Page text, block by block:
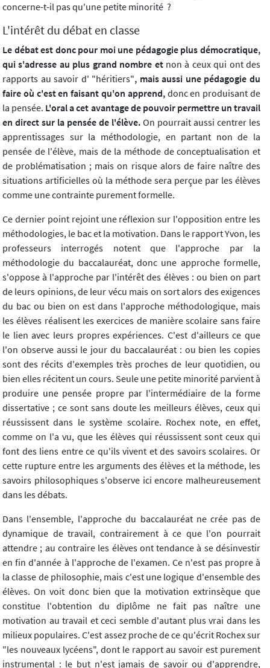
concerne-t-il pas qu'une petite minorité ?
L'intérêt du débat en classe
Le débat est donc pour moi une pédagogie plus démocratique,
qui s'adresse au plus grand nombre etnon à ceux qui ont des
rapports au savoir d' "héritiers", mais aussi une pédagogie du
faire où c'est en faisant qu'on apprend, donc en produisant de
la pensée. L'oral a cet avantage de pouvoir permettre un travail
en direct sur la pensée de l'élève. On pourrait aussi centrer les
apprentissages sur la méthodologie, en partant non de la
pensée de l'élève, mais de la méthode de conceptualisation et
de problématisation ; mais on risque alors de faire naître des
situations artificielles où la méthode sera perçue par les élèves
comme une contrainte purement formelle.
Ce dernier point rejoint une réflexion sur l'opposition entre les
méthodologies, le bac et la motivation. Dans le rapport Yvon, les
professeurs interrogés notent que l'approche par la
méthodologie du baccalauréat, donc une approche formelle,
s'oppose à l'approche par l'intérêt des élèves : ou bien on part
de leurs opinions, de leur vécu mais on sort alors des exigences
du bac ou bien on est dans l'approche méthodologique, mais
les élèves réalisent les exercices de manière scolaire sans faire
le lien avec leurs propres expériences. C'est d'ailleurs ce que
l'on observe aussi le jour du baccalauréat : ou bien les copies
sont des récits d'exemples très proches de leur quotidien, ou
bien elles récitent un cours. Seule une petite minorité parvient à
produire une pensée propre par l'intermédiaire de la forme
dissertative ; ce sont sans doute les meilleurs élèves, ceux qui
réussissent dans le système scolaire. Rochex note, en effet,
comme on l'a vu, que les élèves qui réussissent sont ceux qui
font des liens entre ce qu'ils vivent et des savoirs scolaires. Or
cette rupture entre les arguments des élèves et la méthode, les
savoirs philosophiques s'observe ici encore malheureusement
dans les débats.
Dans l'ensemble, l'approche du baccalauréat ne crée pas de
dynamique de travail, contrairement à ce que l'on pourrait
attendre ; au contraire les élèves ont tendance à se désinvestir
en fin d'année à l'approche de l'examen. Ce n'est pas propre à
la classe de philosophie, mais c'est une logique d'ensemble des
élèves. On voit donc bien que la motivation extrinsèque que
constitue l'obtention du diplôme ne fait pas naître une
motivation au travail et ceci semble d'autant plus vrai dans les
milieux populaires. C'est assez proche de ce qu'écrit Rochex sur
"les nouveaux lycéens", dont le rapport au savoir est purement
instrumental : le but n'est jamais de savoir ou d'apprendre,